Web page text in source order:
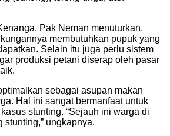
Pak Neman menuturkan,
membutuhkan pupuk yang
Selain itu juga perlu sistem
produksi petani diserap oleh pasar
sebagai asupan makan
Hal ini sangat bermanfaat untuk
stunting. “Sejauh ini warga di
stunting,” ungkapnya.